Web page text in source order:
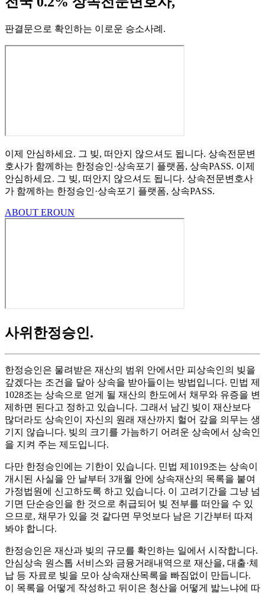
판결문으로 확인하는 이로운 승소사례 .
이제 안심하세요. 그 빚, 떠안지 않으셔도 됩니다. 상속전문변
호사가 함께하는 한정승인·상속포기 플랫폼, 상속PASS. 이제
안심하세요. 그 빚, 떠안지 않으셔도 됩니다. 상속전문변호사
가 함께하는 한정승인·상속포기 플랫폼, 상속PASS.
ABOUT EROUN
사위한정승인.
한정승인은 물려받은 재산의 범위 안에서만 피상속인의 빚을
갚겠다는 조건을 달아 상속을 받아들이는 방법입니다. 민법 제
1028조는 상속으로 얻게 될 재산의 한도에서 채무와 유증을 변
제하면 된다고 정하고 있습니다. 그래서 남긴 빚이 재산보다
많더라도 상속인이 자신의 원래 재산까지 헐어 갚을 의무는 생
기지 않습니다. 빚의 크기를 가늠하기 어려운 상속에서 상속인
을 지켜 주는 제도입니다.
다만 한정승인에는 기한이 있습니다. 민법 제1019조는 상속이
개시된 사실을 안 날부터 3개월 안에 상속재산의 목록을 붙여
가정법원에 신고하도록 하고 있습니다. 이 고려기간을 그냥 넘
기면 단순승인을 한 것으로 취급되어 빚 전부를 떠안을 수 있
으므로, 채무가 있을 것 같다면 무엇보다 남은 기간부터 따져
봐야 합니다.
한정승인은 재산과 빚의 규모를 확인하는 일에서 시작합니다.
안심상속 원스톱 서비스와 금융거래내역으로 재산을, 대출·체
납 등 자료로 빚을 모아 상속재산목록을 빠짐없이 만듭니다.
이 목록을 어떻게 작성하고 뒤이은 청산을 어떻게 밟느냐에 따